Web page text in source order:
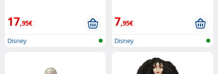
17,95€
Disney
7,95€
Disney